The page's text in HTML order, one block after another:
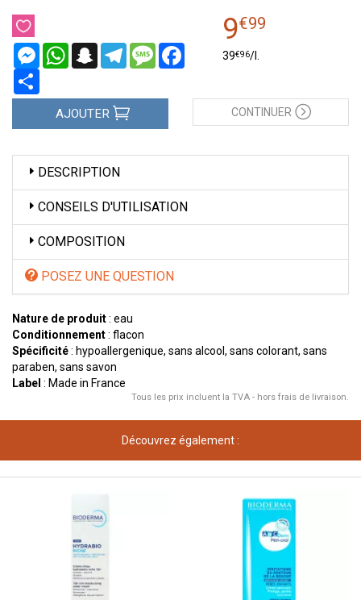
MessengerWhatsAppSnapchatTelegramMessageFacebook
9€99
39€96/
AJOUTER CONTINUER
DESCRIPTION
CONSEILS D'UTILISATION
COMPOSITION
POSEZ UNE QUESTION
Nature de produit: eau
Conditionnement: flacon
Spécificité: hypoallergenique, sans alcool, sans colorant, sans
paraben, sans savon
Label : Made in France
Tous les prix incluent la TVA - hors frais de livraison.
Découvrez également :